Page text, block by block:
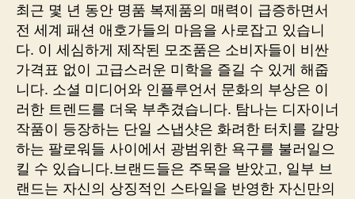
최근 몇 년 동안 명품 복제품의 매력이 급증하면서
전 세계 패션 애호가들의 마음을 사로잡고 있습니
다. 이 세심하게 제작된 모조품은 소비자들이 비싼
가격표 없이 고급스러운 미학을 즐길 수 있게 해줍
니다. 소셜 미디어와 인플루언서 문화의 부상은 이
러한 트렌드를 더욱 부추겼습니다. 탐나는 디자이너
작품이 등장하는 단일 스냅샷은 화려한 터치를 갈망
하는 팔로워들 사이에서 광범위한 욕구를 불러일으
킬 수 있습니다.브랜드들은 주목을 받았고, 일부 브
랜드는 자신의 상징적인 스타일을 반영한 자신만의